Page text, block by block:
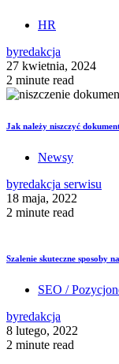
HR
byredakcja
27 kwietnia, 2024
2 minute read
Jak należy niszczyć
Newsy
byredakcja serwisu
18 maja, 2022
2 minute read
Szalenie skuteczne sposoby
SEO /
byredakcja
8 lutego, 2022
2 minute read